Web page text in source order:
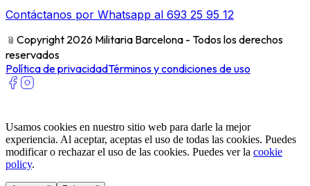
Contáctanos por Whatsapp al 693 25 95 12
﹫ Copyright 2026 Militaria Barcelona - Todos los derechos
reservados
Política de privacidadTérminos y condiciones de uso
Usamos cookies en nuestro sitio web para darle la mejor
experiencia. Al aceptar, aceptas el uso de todas las cookies. Puedes
modificar o rechazar el uso de las cookies. Puedes ver la cookie
policy.